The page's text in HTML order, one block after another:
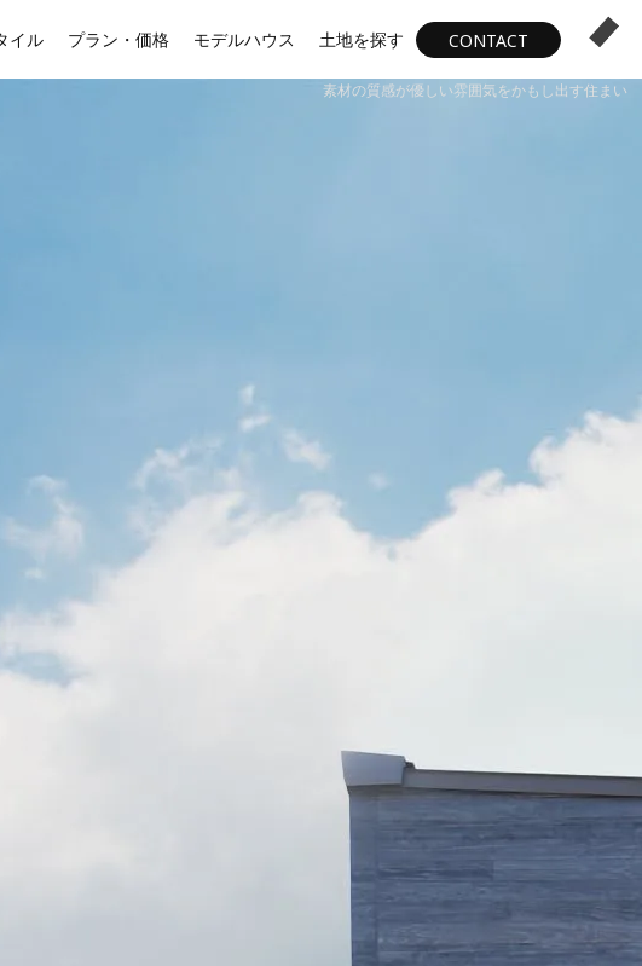
素材の質感が優しい雰囲気をかもし出す住まい
イル プラン・価格 モデルハウス 土地を探す CONTACT